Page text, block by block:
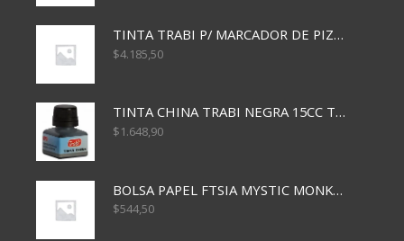
TINTA TRABI P/ MARCADOR DE PIZARRA x30ml ROJO
$4.185,50
TINTA CHINA TRABI NEGRA 15CC TR3460
$1.648,90
BOLSA PAPEL FTSIA MYSTIC MONKEY 14/08/20
$544,50